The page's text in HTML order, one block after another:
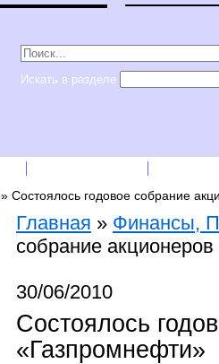
Искать в разделе
» Состоялось годовое собрание
Главная » Финансы,
собрание
30/06/2010
Состоялось
«Газпромнефти»